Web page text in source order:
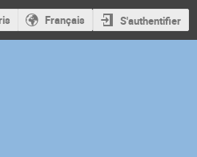
Français S'authentifier